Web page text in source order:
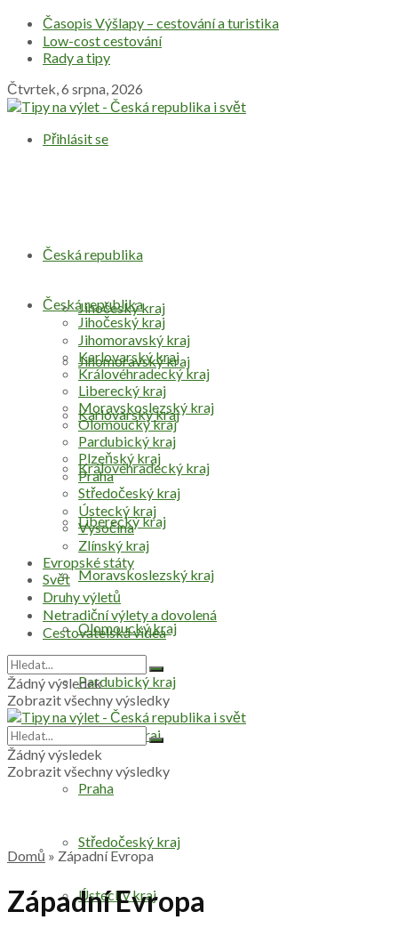
Časopis Výšlapy – cestování a turistika
Low-cost cestování
Rady a tipy
Čtvrtek, 6 srpna, 2026
Přihlásit se
Česká republika
Jihočeský kraj
Jihomoravský kraj
Karlovarský kraj
Královéhradecký kraj
Liberecký kraj
Moravskoslezský kraj
Olomoucký kraj
Pardubický kraj
Plzeňský kraj
Praha
Středočeský kraj
Ústecký kraj
Česká republika
Jihočeský kraj
Jihomoravský kraj
Karlovarský kraj
Královéhradecký kraj
Liberecký kraj
Moravskoslezský kraj
Olomoucký kraj
Pardubický kraj
Plzeňský kraj
Praha
Středočeský kraj
Ústecký kraj
Vysočina
Zlínský kraj
Evropské státy
Svět
Druhy výletů
Netradiční výlety a dovolená
Cestovatelská videa
Žádný výsledek
Zobrazit všechny výsledky
Žádný výsledek
Zobrazit všechny výsledky
Domů » Západní Evropa
Západní Evropa